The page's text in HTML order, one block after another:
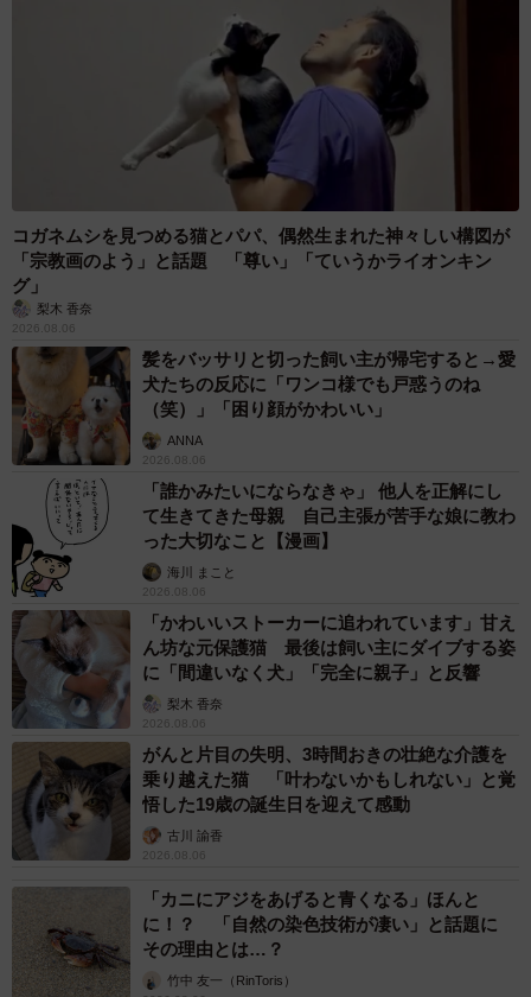
コガネムシを見つめる猫とパパ、偶然生まれた神々しい構図が
「宗教画のよう」と話題 「尊い」「ていうかライオンキン
グ」
梨木 香奈
2026.08.06
髪をバッサリと切った飼い主が帰宅すると→愛
犬たちの反応に「ワンコ様でも戸惑うのね
（笑）」「困り顔がかわいい」
ANNA
2026.08.06
「誰かみたいにならなきゃ」 他人を正解にし
て生きてきた母親 自己主張が苦手な娘に教わ
った大切なこと【漫画】
海川 まこと
2026.08.06
「かわいいストーカーに追われています」甘え
ん坊な元保護猫 最後は飼い主にダイブする姿
に「間違いなく犬」「完全に親子」と反響
梨木 香奈
2026.08.06
がんと片目の失明、3時間おきの壮絶な介護を
乗り越えた猫 「叶わないかもしれない」と覚
悟した19歳の誕生日を迎えて感動
古川 諭香
2026.08.06
「カニにアジをあげると青くなる」ほんと
に！？ 「自然の染色技術が凄い」と話題に
その理由とは…？
竹中 友一（RinToris）